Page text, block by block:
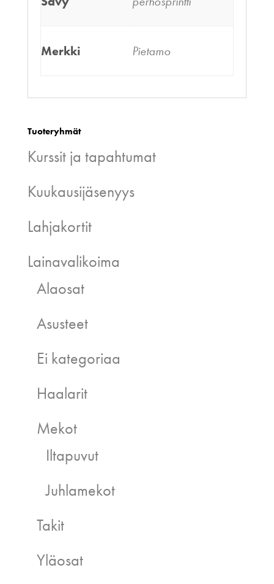
Merkki Pietamo
Tuoteryhmät
Kurssit ja tapahtumat
Kuukausijäsenyys
Lahjakortit
Lainavalikoima
Alaosat
Asusteet
Ei kategoriaa
Haalarit
Mekot
Iltapuvut
Juhlamekot
Takit
Yläosat